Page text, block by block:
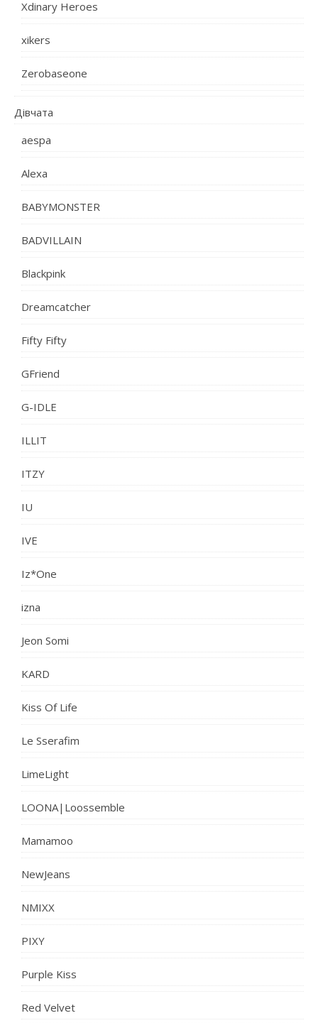
Xdinary Heroes
xikers
Zerobaseone
Дівчата
aespa
Alexa
BABYMONSTER
BADVILLAIN
Blackpink
Dreamcatcher
Fifty Fifty
GFriend
G-IDLE
ILLIT
ITZY
IU
IVE
Iz*One
izna
Jeon Somi
KARD
Kiss Of Life
Le Sserafim
LimeLight
LOONA|Loossemble
Mamamoo
NewJeans
NMIXX
PIXY
Purple Kiss
Red Velvet